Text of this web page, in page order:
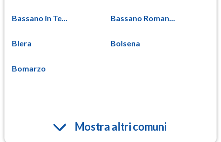
Bassano in Te... Bassano Roman...
Blera Bolsena
Bomarzo
Mostra altri comuni